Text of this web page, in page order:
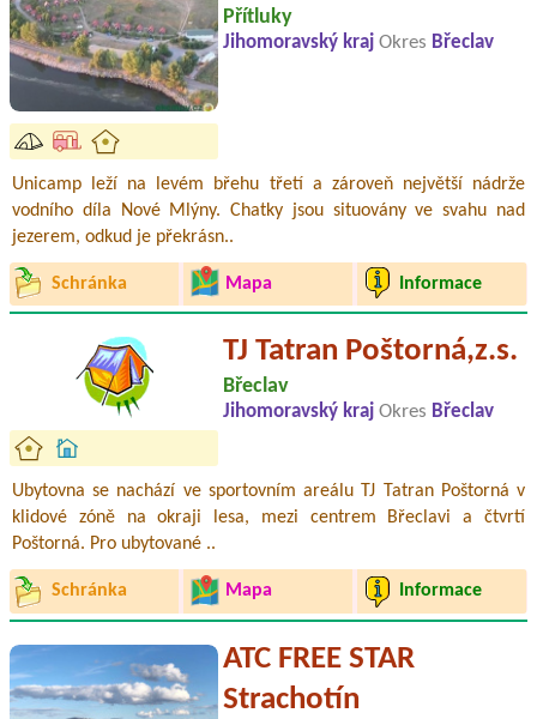
Přítluky
Jihomoravský kraj Okres Břeclav
Unicamp leží na levém břehu třetí a zároveň největší nádrže
vodního díla Nové Mlýny. Chatky jsou situovány ve svahu nad
jezerem, odkud je překrásn..
Schránka Mapa Informace
TJ Tatran Poštorná,z.s.
Břeclav
Jihomoravský kraj Okres Břeclav
Ubytovna se nachází ve sportovním areálu TJ Tatran Poštorná v
klidové zóně na okraji lesa, mezi centrem Břeclavi a čtvrtí
Poštorná. Pro ubytované ..
Schránka Mapa Informace
ATC FREE STAR
Strachotín